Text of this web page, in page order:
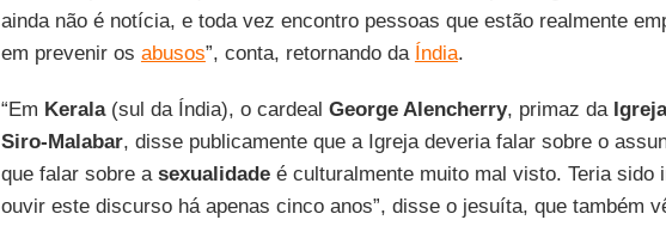
ainda não é notícia, e toda vez encontro pessoas que estão realmente
em prevenir os abusos”, conta, retornando da Índia.
“Em Kerala(sul da Índia), o cardeal George Alencherry, primaz da
Siro-Malabar, disse publicamente que a Igreja deveria falar sobre o
que falar sobre asexualidadeé culturalmente muito mal visto. Teria sido
ouvir este discurso há apenas cinco anos”, disse o jesuíta, que também